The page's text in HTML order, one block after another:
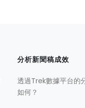
分析新聞稿成效
透過Trek數據平台的
如何？